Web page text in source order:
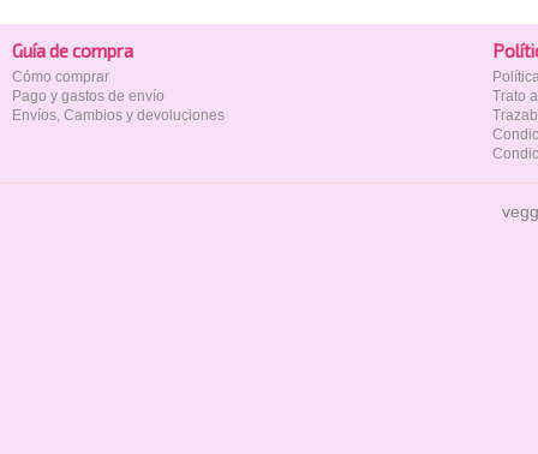
Guía de compra
Cómo comprar
Pago y gastos de envío
Envíos, Cambios y devoluciones
Trato